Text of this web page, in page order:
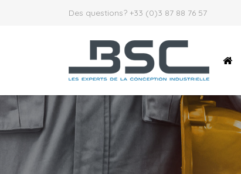
Des questions? +33 (0)3 87 88 76 57